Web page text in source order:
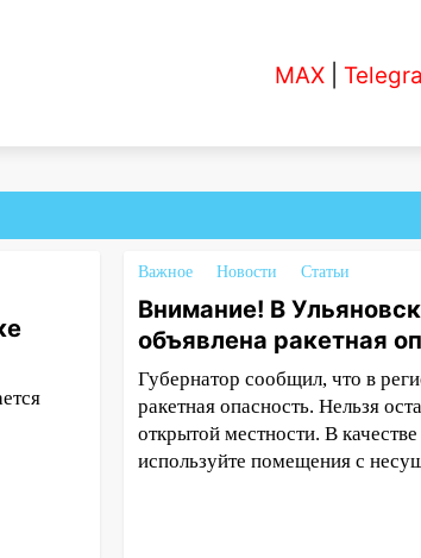
MAX
Важное Новости Статьи
Внимание! В
объявлена ракетная
Губернатор сообщил, что в
ракетная опасность. Нельзя
открытой местности. В
используйте помещения с